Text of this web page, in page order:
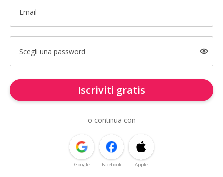
Email
Scegli una password
Iscriviti gratis
o continua con
Google Facebook Apple